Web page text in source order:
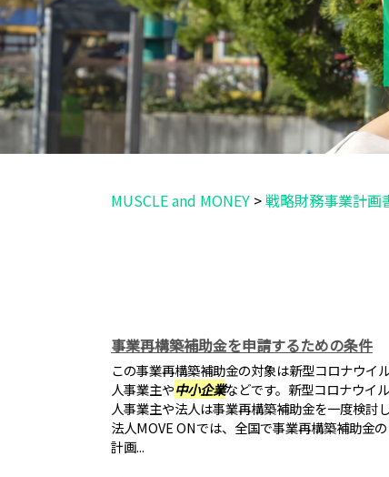
MUSCLE and MONEY >戦略財務事業計画
事業再構築補助金を申請するための条件
この事業再構築補助金の対象は新型コロナウイ
人事業主や中小企業などです。新型コロナウイ
人事業主や法人は事業再構築補助金を一度検討
法人MOVE ONでは、全国で事業再構築補助金
計画...